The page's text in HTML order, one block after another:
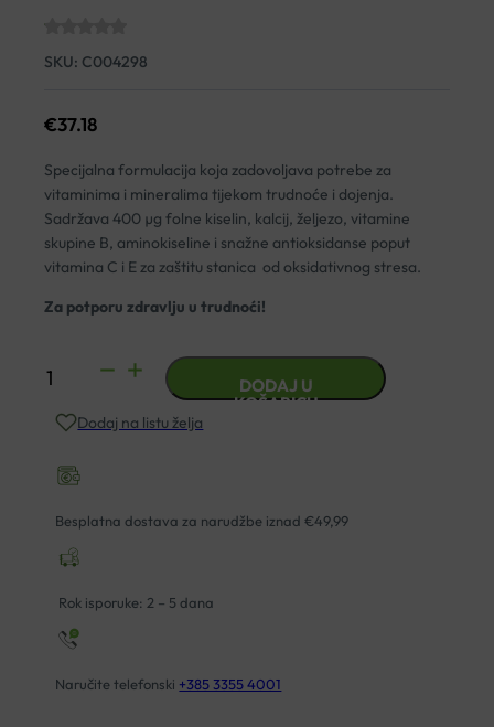
SKU: C004298
€37.18
Specijalna formulacija koja zadovoljava potrebe za
vitaminima i mineralima tijekom trudnoće i dojenja.
Sadržava 400 µg folne kiselin, kalcij, željezo, vitamine
skupine B, aminokiseline i snažne antioksidanse poput
vitamina C i E za zaštitu stanica od oksidativnog stresa.
Za potporu zdravlju u trudnoći!
SOLGAR
NUTRIENTS
A120
količina
DODAJ U
KOŠARICU
Dodaj na listu želja
Besplatna dostava za narudžbe iznad €49,99
Rok isporuke: 2 – 5 dana
Naručite telefonski +385 3355 4001